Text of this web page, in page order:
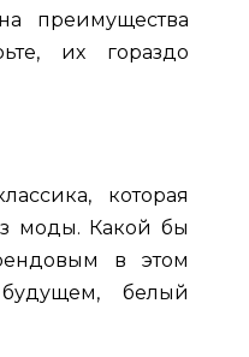
преимущества
их гораздо
которая
моды. Какой бы
в этом
белый